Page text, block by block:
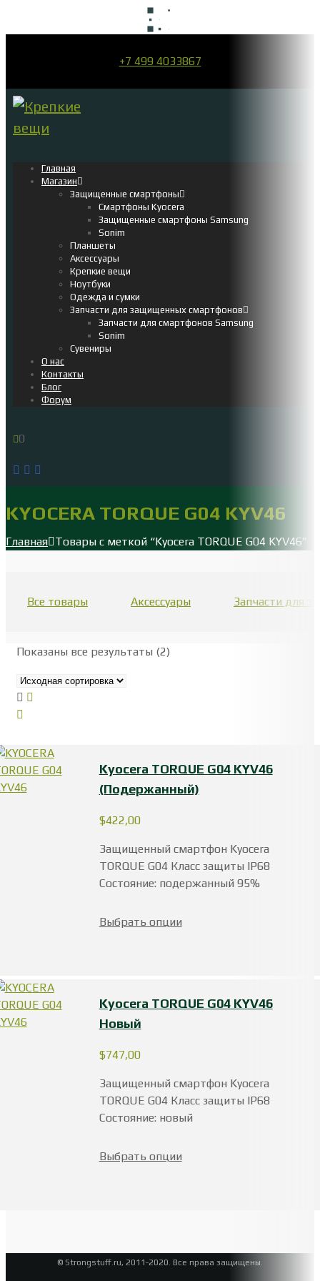
+7 499 4033867
Главная
Магазин
Защищенные смартфоны
Смартфоны Kyocera
Защищенные смартфоны Samsung
Sonim
Планшеты
Аксессуары
Крепкие вещи
Ноутбуки
Одежда и сумки
Запчасти для защищенных смартфонов
Запчасти для смартфонов Samsung
Sonim
Сувениры
О нас
Контакты
Блог
Форум
0
KYOCERA TORQUE G04 KYV46
Главная Товары с меткой “Kyocera TORQUE G04 KYV46”
Все товары Аксессуары Запчасти для
Показаны все результаты (2)
Kyocera TORQUE G04 KYV46
(Подержанный)
$422,00
Защищенный смартфон Kyocera
TORQUE G04 Класс защиты IP68
Состояние: подержанный 95%
Выбрать опции
Kyocera TORQUE G04 KYV46
Новый
$747,00
Защищенный смартфон Kyocera
TORQUE G04 Класс защиты IP68
Состояние: новый
Выбрать опции
© Strongstuff.ru, 2011-2020. Все права защищены.